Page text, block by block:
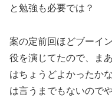
と勉強も必要では？
案の定前回ほどブーイ
役を演じてたので、ま
はちょうどよかったか
は言うまでもないので